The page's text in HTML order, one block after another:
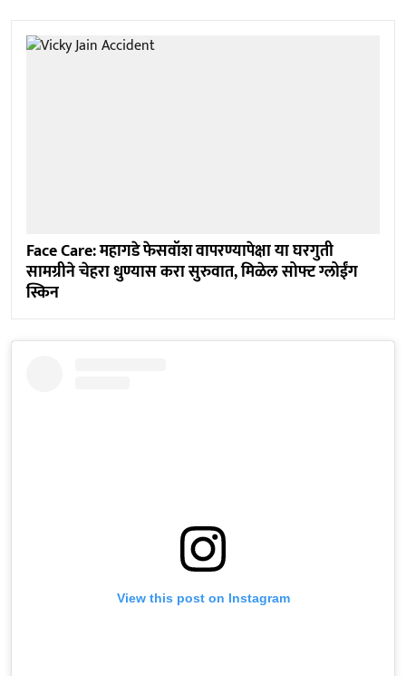
Face Care: महागडे फेसवॉश वापरण्यापेक्षा या घरगुती
सामग्रीने चेहरा धुण्यास करा सुरुवात, मिळेल सोफ्ट ग्लोईंग
स्किन
View this post on Instagram